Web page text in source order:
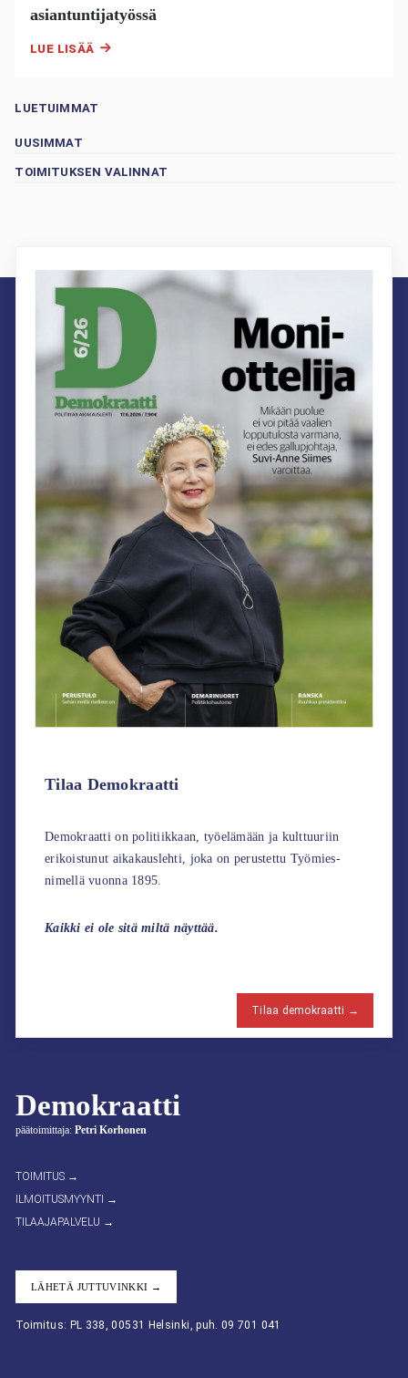
asiantuntijatyössä
LUE LISÄÄ
LUETUIMMAT
UUSIMMAT
TOIMITUKSEN VALINNAT
Demokraatti
päätoimittaja: Petri Korhonen
TOIMITUS →
ILMOITUSMYYNTI →
TILAAJAPALVELU →
LÄHETÄ JUTTUVINKKI →
Toimitus: PL 338, 00531 Helsinki, puh. 09 701 041
Tilaa Demokraatti
Demokraatti on politiikkaan, työelämään ja kulttuuriin
erikoistunut aikakauslehti, joka on perustettu Työmies-
nimellä vuonna 1895.
Kaikki ei ole sitä miltä näyttää.
Tilaa demokraatti →